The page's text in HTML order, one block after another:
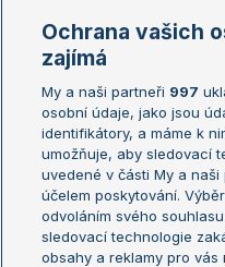
Žebříčky
Žebříček ATP (muži)
Žebříček WTA (ženy)
Sázkařský žebříček
Ochrana vašich
zajímá
My a naši partneři 997
osobní údaje, jako jsou
identifikátory, a máme k
umožňuje, aby sledovací
uvedené v části My a
účelem poskytování.
odvoláním svého
sledovací technologie
obsahy a reklamy pro vás